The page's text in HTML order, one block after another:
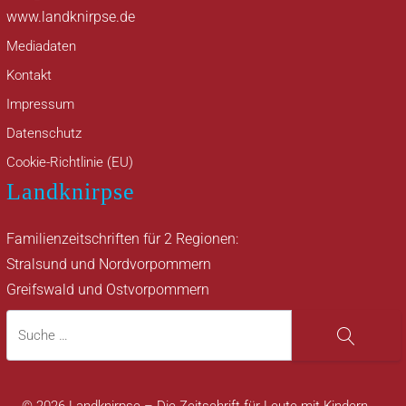
www.landknirpse.de
Mediadaten
Kontakt
Impressum
Datenschutz
Cookie-Richtlinie (EU)
Landknirpse
Familienzeitschriften für 2 Regionen:
Stralsund und Nordvorpommern
Greifswald und Ostvorpommern
Suche
Suche